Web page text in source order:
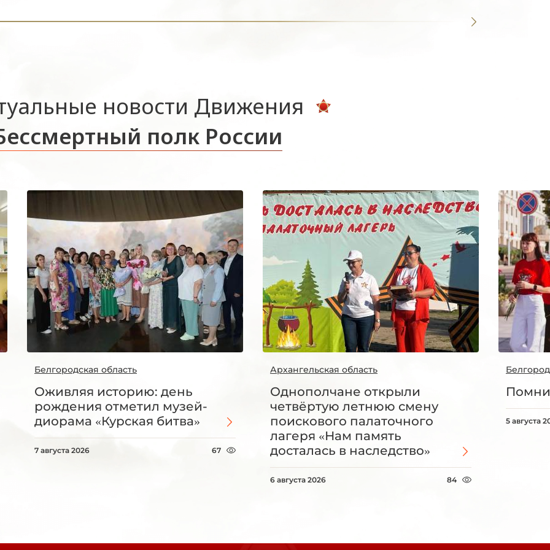
новости Движения
полк России
Белгородская область
Оживляя историю: день
рождения отметил музей-
диорама «Курская битва»
7 августа 2026 67
Архангельская область
Однополчане открыли
четвёртую летнюю смену
поискового палаточного
лагеря «Нам память
досталась в наследство»
6 августа 2026 84
5 августа